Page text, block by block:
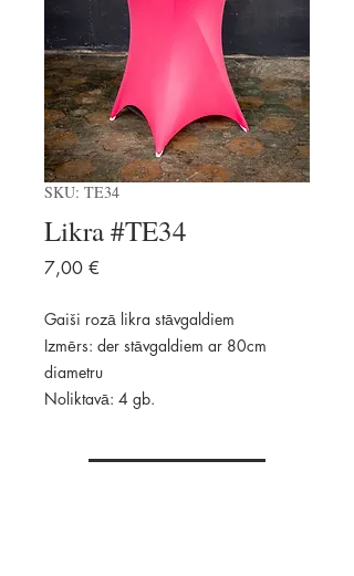
SKU: TE34
Likra #TE34
7,00 €
Gaiši rozā likra stāvgaldiem
Izmērs: der stāvgaldiem ar 80cm
diametru
Noliktavā: 4 gb.